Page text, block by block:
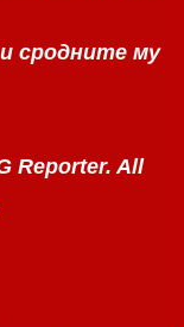
и сродните му
Reporter. All